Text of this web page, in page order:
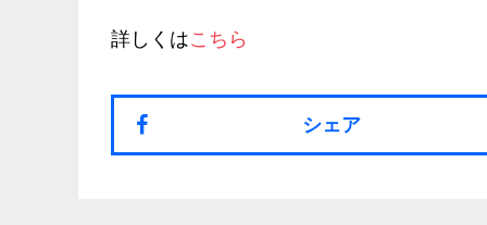
詳しくはこちら
シェア